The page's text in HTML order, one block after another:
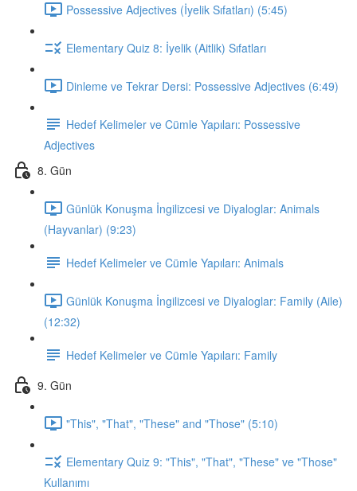
Possessive Adjectives (İyelik Sıfatları) (5:45)
Elementary Quiz 8: İyelik (Aitlik) Sıfatları
Dinleme ve Tekrar Dersi: Possessive Adjectives (6:49)
Hedef Kelimeler ve Cümle Yapıları: Possessive
Adjectives
8. Gün
Günlük Konuşma İngilizcesi ve Diyaloglar: Animals
(Hayvanlar) (9:23)
Hedef Kelimeler ve Cümle Yapıları: Animals
Günlük Konuşma İngilizcesi ve Diyaloglar: Family (Aile)
(12:32)
Hedef Kelimeler ve Cümle Yapıları: Family
9. Gün
"This", "That", "These" and "Those" (5:10)
Elementary Quiz 9: "This", "That", "These" ve "Those"
Kullanımı